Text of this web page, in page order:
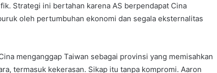
Strategi ini bertahan karena AS berpendapat Cina
oleh pertumbuhan ekonomi dan segala eksternalitas
menganggap Taiwan sebagai provinsi yang memisahkan
termasuk kekerasan. Sikap itu tanpa kompromi. Aaron